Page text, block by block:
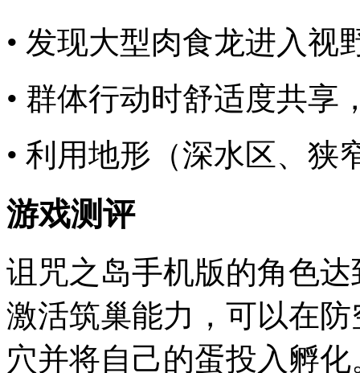
• 发现大型肉食龙进入视
• 群体行动时舒适度共享
• 利用地形（深水区、狭
游戏测评
诅咒之岛手机版的角色
激活筑巢能力，可以在
穴并将自己的蛋投入孵